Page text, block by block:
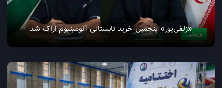
ورزشی«زلفی‌پور» پنجمین خرید تابستانی آلومینیوم اراک شد